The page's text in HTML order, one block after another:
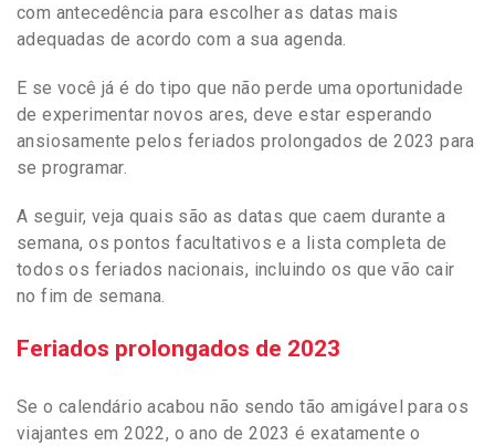
com antecedência para escolher as datas mais
adequadas de acordo com a sua agenda.
E se você já é do tipo que não perde uma oportunidade
de experimentar novos ares, deve estar esperando
ansiosamente pelos feriados prolongados de 2023 para
se programar.
A seguir, veja quais são as datas que caem durante a
semana, os pontos facultativos e a lista completa de
todos os feriados nacionais, incluindo os que vão cair
no fim de semana.
Feriados prolongados de 2023
Se o calendário acabou não sendo tão amigável para os
viajantes em 2022, o ano de 2023 é exatamente o